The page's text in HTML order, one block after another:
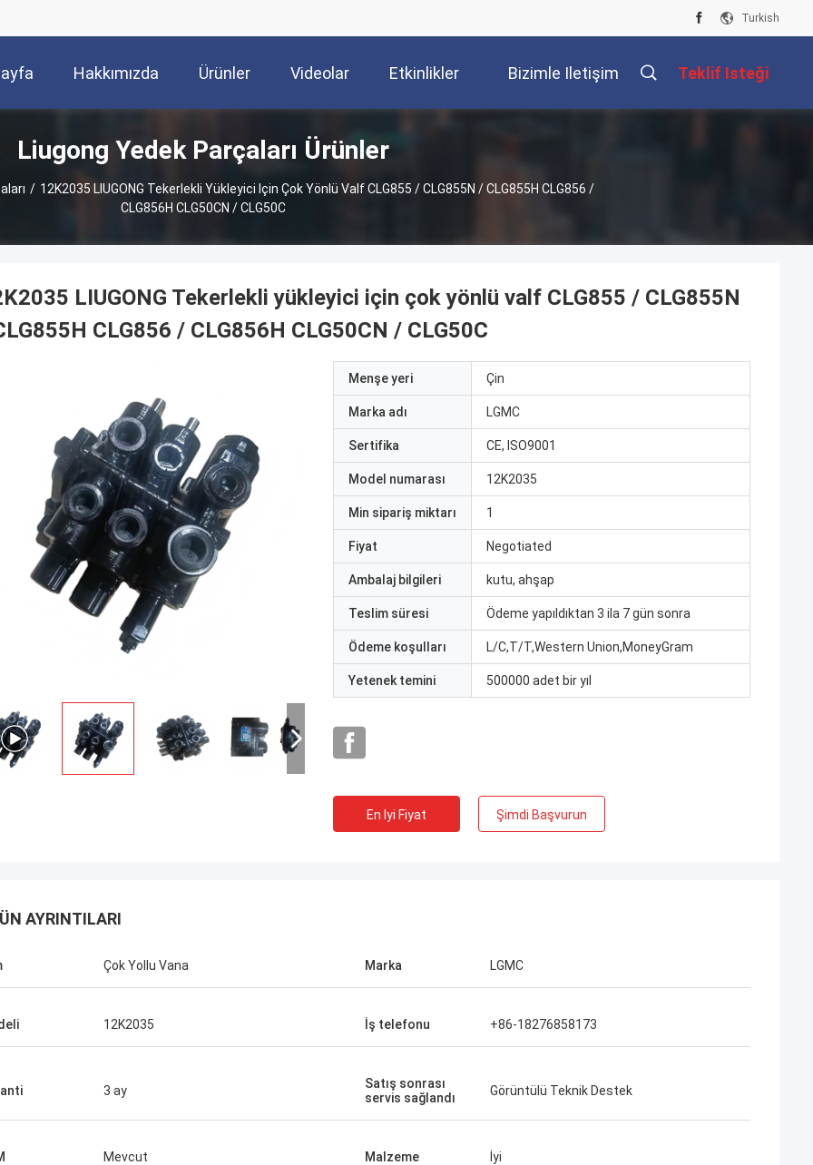
Turkish
Hakkımızda Ürünler Videolar Etkinlikler Bizimle Iletişim Teklif Isteği
Liugong Yedek Parçaları Ürünler
/ 12K2035 LIUGONG Tekerlekli Yükleyici Için Çok Yönlü Valf CLG855 / CLG855N / CLG855H CLG856 /
CLG856H CLG50CN / CLG50C
LIUGONG Tekerlekli yükleyici için çok yönlü valf CLG855 / CLG855N
CLG856 / CLG856H CLG50CN / CLG50C
Menşe yeri Çin
Marka adı LGMC
Sertifika CE, ISO9001
Model numarası 12K2035
Min sipariş miktarı 1
Fiyat Negotiated
Ambalaj bilgileri kutu, ahşap
Teslim süresi Ödeme yapıldıktan 3 ila 7 gün sonra
Ödeme koşulları L/C,T/T,Western Union,MoneyGram
Yetenek temini 500000 adet bir yıl
En Iyi Fiyat Şimdi Başvurun
AYRINTILARI
Çok Yollu Vana Marka LGMC
12K2035 İş telefonu +86-18276858173
3 ay
Satış sonrası
servis sağlandı
Görüntülü Teknik Destek
Mevcut Malzeme İyi